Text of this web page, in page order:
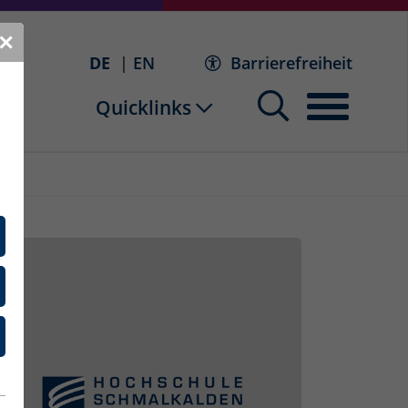
DE EN Barrierefreiheit
Quicklinks